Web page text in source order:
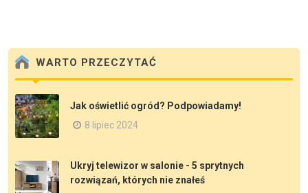
WARTO PRZECZYTAĆ
Jak oświetlić ogród? Podpowiadamy!
8 lipiec 2024
Ukryj telewizor w salonie - 5 sprytnych
rozwiązań, których nie znałeś